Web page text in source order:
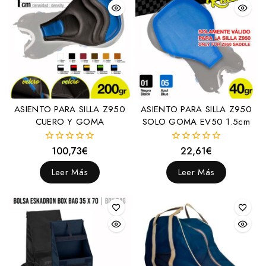
ASIENTO PARA SILLA Z950
CUERO Y GOMA
fuera
de
5
100,73€
Leer Más
ASIENTO PARA SILLA Z950
SOLO GOMA EV50 1.5cm
fuera
de
5
22,61€
Leer Más
Dar cuerda
Montar
Inglesas
Doble rienda
Una rienda
Menorquinas
Portuguesas
Raid y Biotane
Vaqueras
Western
Presentación
Cierrabocas
Falsarienda
Frontaleras